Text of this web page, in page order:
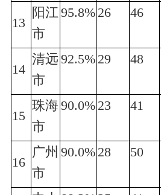
13
阳江
市
95.8% 26 46
14
清远
市
92.5% 29 48
15
珠海
市
90.0% 23 41
16
广州
市
90.0% 28 50